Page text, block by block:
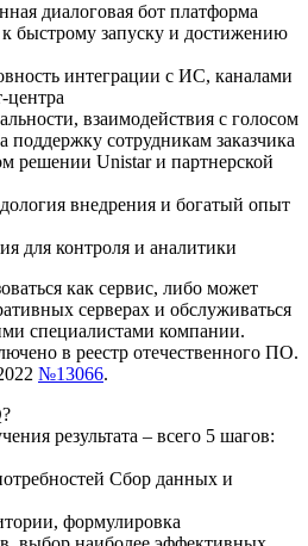
диалоговая бот платформа
быстрому запуску и достижению
интеграции с ИС, каналами
центра
взаимодействия с голосом
поддержку сотрудникам заказчика
решении Unistar и партнерской
внедрения и богатый опыт
для контроля и аналитики
как сервис, либо может
серверах и обслуживаться
специалистами компании.
в реестр отечественного ПО.
№13066.
результата – всего 5 шагов:
Сбор данных и
формулировка